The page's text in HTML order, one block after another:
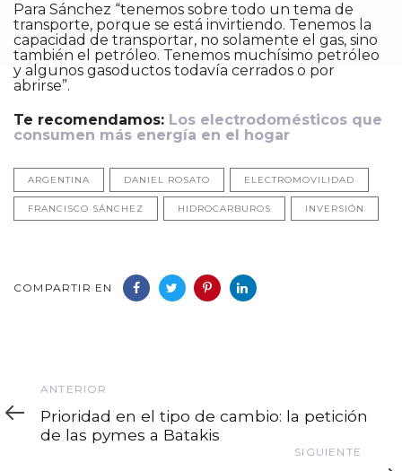
Para Sánchez “tenemos sobre todo un tema de
transporte, porque se está invirtiendo. Tenemos la
capacidad de transportar, no solamente el gas, sino
también el petróleo. Tenemos muchísimo petróleo
y algunos gasoductos todavía cerrados o por
abrirse”.
Te recomendamos: Los electrodomésticos que
consumen más energía en el hogar
ARGENTINA DANIEL ROSATO ELECTROMOVILIDAD
FRANCISCO SÁNCHEZ HIDROCARBUROS INVERSIÓN
COMPARTIR EN
Anterior
ANTERIOR
Prioridad en el tipo de cambio: la petición
de las pymes a Batakis
SIGUIENTE